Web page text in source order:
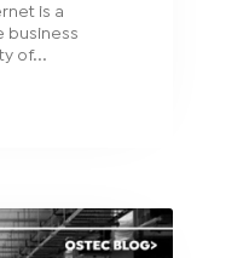
is a
business
of...